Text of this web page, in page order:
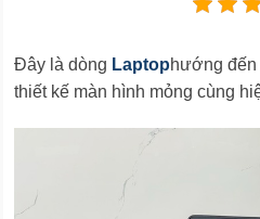
Đây là dòng Laptophướng
thiết kế màn hình mỏng cùng